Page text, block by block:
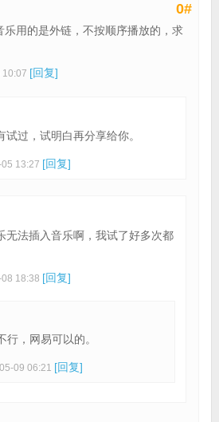
0#
乐用的是外链，不按顺序播放的，求
[回复]
试过，试明白再分享给你。
13:27 [回复]
无法插入音乐啊，我试了好多次都
18:38 [回复]
行，网易可以的。
09 06:21 [回复]